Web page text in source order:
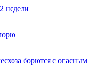
недели
борются с опасным